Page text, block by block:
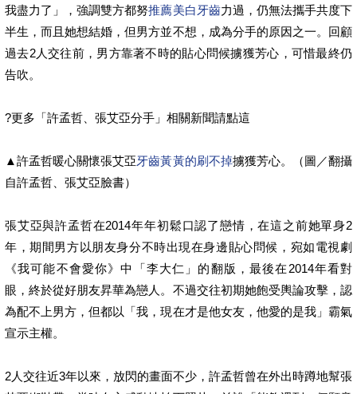
我盡力了」，強調雙方都努推薦美白牙齒力過，仍無法攜手共度下
半生，而且她想結婚，但男方並不想，成為分手的原因之一。回顧
過去2人交往前，男方靠著不時的貼心問候擄獲芳心，可惜最終仍
告吹。
?更多「許孟哲、張艾亞分手」相關新聞請點這
▲許孟哲暖心關懷張艾亞牙齒黃黃的刷不掉擄獲芳心。（圖／翻攝
自許孟哲、張艾亞臉書）
張艾亞與許孟哲在2014年年初鬆口認了戀情，在這之前她單身2
年，期間男方以朋友身分不時出現在身邊貼心問候，宛如電視劇
《我可能不會愛你》中「李大仁」的翻版，最後在2014年看對
眼，終於從好朋友昇華為戀人。不過交往初期她飽受輿論攻擊，認
為配不上男方，但都以「我，現在才是他女友，他愛的是我」霸氣
宣示主權。
2人交往近3年以來，放閃的畫面不少，許孟哲曾在外出時蹲地幫張